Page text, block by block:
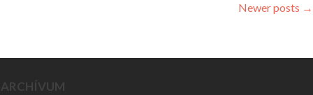
Newer posts →
ARCHÍVUM